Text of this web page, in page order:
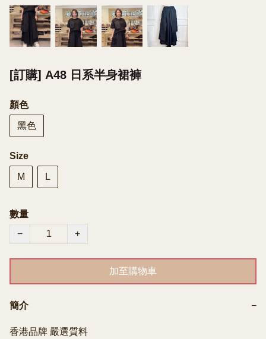
[訂購] A48 日系半身裙褲
顏色
黑色
Size
M L
數量
−
+
加至購物車
簡介 −
香港品牌 嚴選質料